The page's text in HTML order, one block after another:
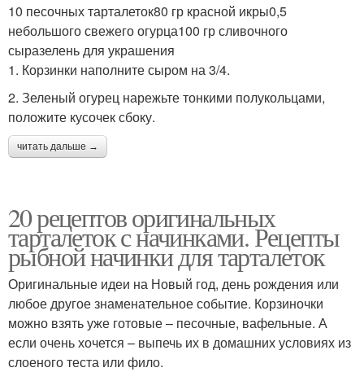
10 песочных тарталеток80 гр красной икры0,5
небольшого свежего огурца100 гр сливочного
сыразелень для украшения
1. Корзинки наполните сыром на 3/4.
2. Зеленый огурец нарежьте тонкими полукольцами,
положите кусочек сбоку.
читать дальше →
20 рецептов оригинальных
тарталеток с начинками. Рецепты
рыбной начинки для тарталеток
Оригинальные идеи на Новый год, день рождения или
любое другое знаменательное событие. Корзиночки
можно взять уже готовые – песочные, вафельные. А
если очень хочется – выпечь их в домашних условиях из
слоеного теста или фило.